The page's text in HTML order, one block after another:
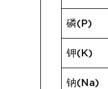
磷(P)
钾(K)
钠(Na)